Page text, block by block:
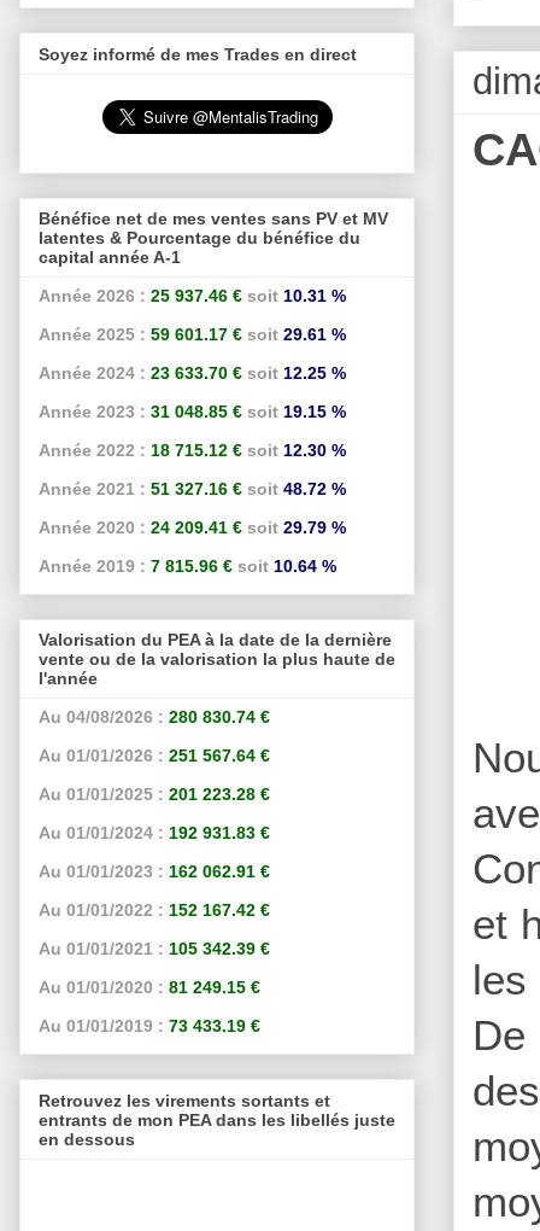
et
les
Soyez informé de mes Trades en direct
Bénéfice net de mes ventes sans PV et MV
latentes & Pourcentage du bénéfice du
capital année A-1
Année 2026 : 25 937.46 € soit 10.31 %
Année 2025 : 59 601.17 € soit 29.61 %
Année 2024 : 23 633.70 € soit 12.25 %
Année 2023 : 31 048.85 € soit 19.15 %
Année 2022 : 18 715.12 € soit 12.30 %
Année 2021 : 51 327.16 € soit 48.72 %
Année 2020 : 24 209.41 € soit 29.79 %
Année 2019 : 7 815.96 € soit 10.64 %
Valorisation du PEA à la date de la dernière
vente ou de la valorisation la plus haute de
l'année
Au 04/08/2026 : 280 830.74 €
Au 01/01/2026 : 251 567.64 €
Au 01/01/2025 : 201 223.28 €
Au 01/01/2024 : 192 931.83 €
Au 01/01/2023 : 162 062.91 €
Au 01/01/2022 : 152 167.42 €
Au 01/01/2021 : 105 342.39 €
Au 01/01/2020 : 81 249.15 €
Au 01/01/2019 : 73 433.19 €
Retrouvez les virements sortants et
entrants de mon PEA dans les libellés juste
en dessous